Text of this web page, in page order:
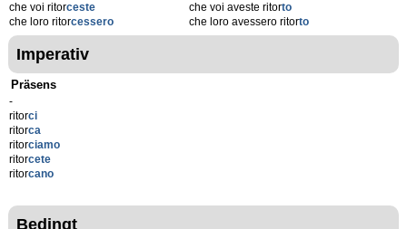
che voi ritorceste
che loro ritorcessero
che voi aveste ritorto
che loro avessero ritorto
Imperativ
Präsens
-
ritorci
ritorca
ritorciamo
ritorcete
ritorcano
Bedingt